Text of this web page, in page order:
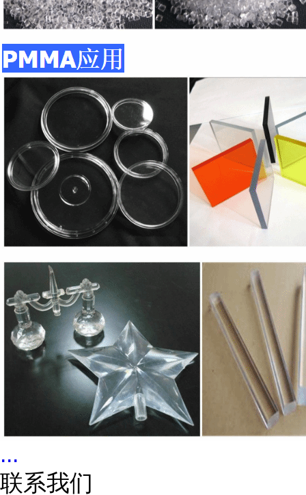
...
联系我们